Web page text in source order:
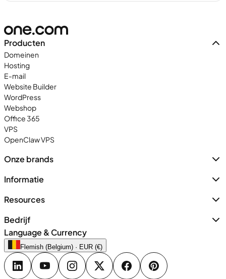
Producten
Domeinen
Hosting
E-mail
Website Builder
WordPress
Webshop
Office 365
VPS
OpenClaw VPS
Onze brands
Informatie
Resources
Bedrijf
Language & Currency
Flemish (Belgium) · EUR (€)